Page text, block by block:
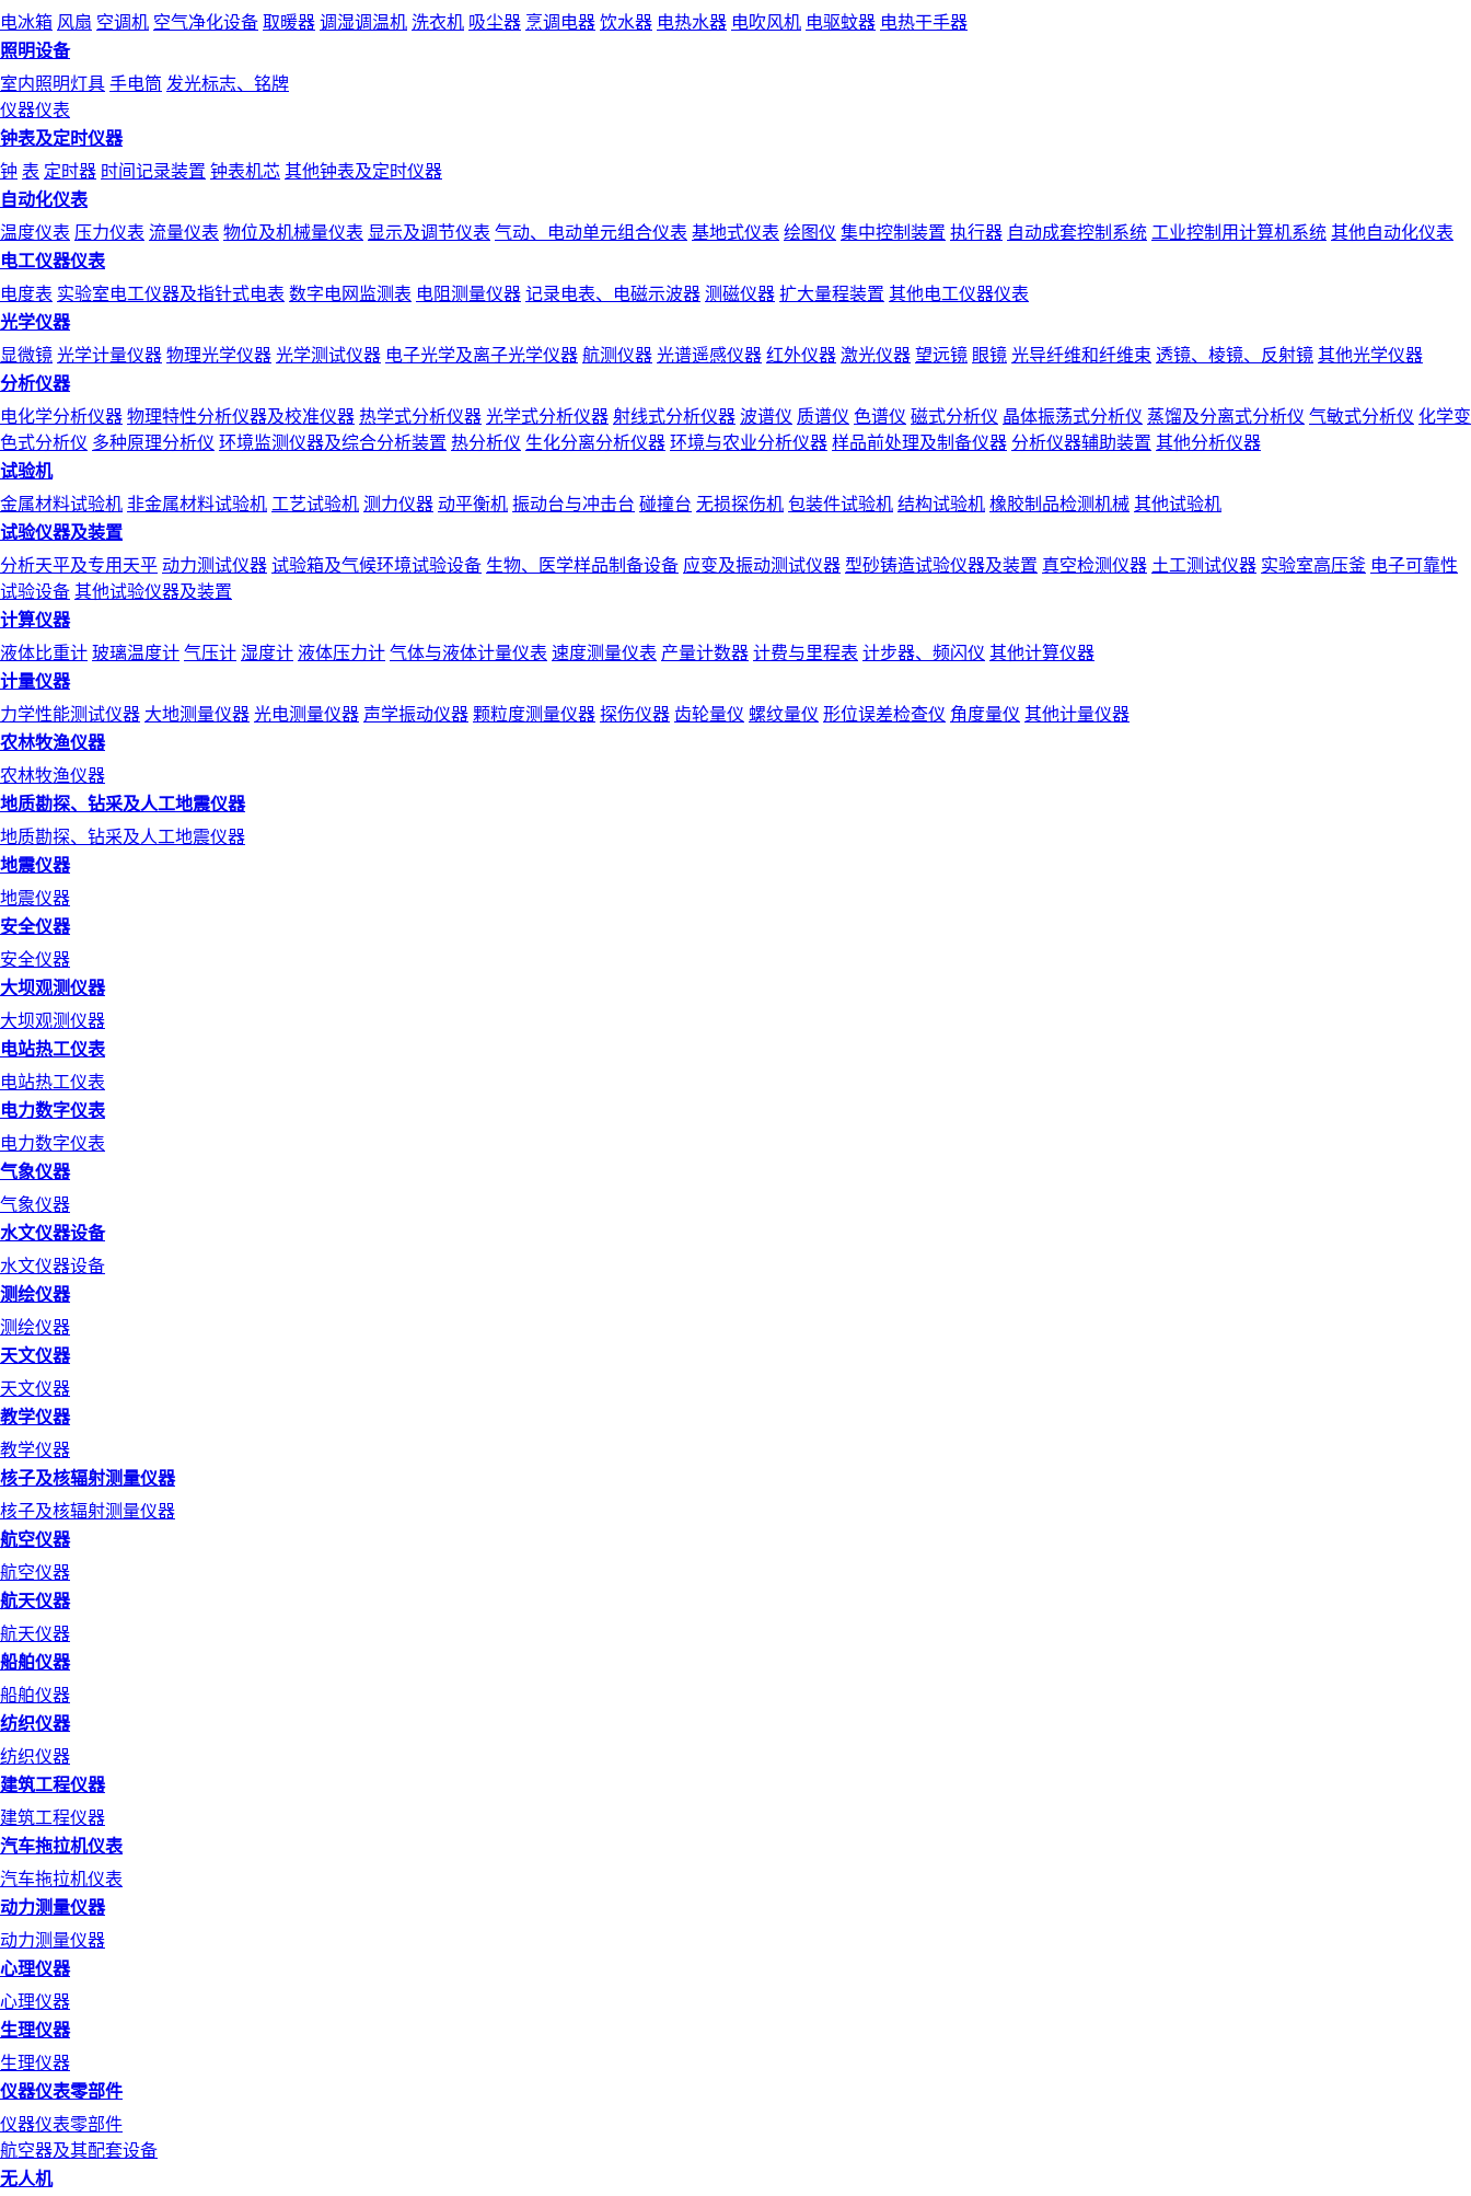
电冰箱 风扇 空调机 空气净化设备 取暖器 调湿调温机 洗衣机 吸尘器 烹调电器 饮水器 电热水器 电吹风机 电驱蚊器 电热干手器
照明设备
室内照明灯具 手电筒 发光标志、铭牌
仪器仪表
钟表及定时仪器
钟 表 定时器 时间记录装置 钟表机芯 其他钟表及定时仪器
自动化仪表
温度仪表 压力仪表 流量仪表 物位及机械量仪表 显示及调节仪表 气动、电动单元组合仪表 基地式仪表 绘图仪 集中控制装置 执行器 自动成套控制系统 工业控制用计算机系统 其他自动化仪表
电工仪器仪表
电度表 实验室电工仪器及指针式电表 数字电网监测表 电阻测量仪器 记录电表、电磁示波器 测磁仪器 扩大量程装置 其他电工仪器仪表
光学仪器
显微镜 光学计量仪器 物理光学仪器 光学测试仪器 电子光学及离子光学仪器 航测仪器 光谱遥感仪器 红外仪器 激光仪器 望远镜 眼镜 光导纤维和纤维束 透镜、棱镜、反射镜 其他光学仪器
分析仪器
电化学分析仪器 物理特性分析仪器及校准仪器 热学式分析仪器 光学式分析仪器 射线式分析仪器 波谱仪 质谱仪 色谱仪 磁式分析仪 晶体振荡式分析仪 蒸馏及分离式分析仪 气敏式分析仪 化学变
色式分析仪 多种原理分析仪 环境监测仪器及综合分析装置 热分析仪 生化分离分析仪器 环境与农业分析仪器 样品前处理及制备仪器 分析仪器辅助装置 其他分析仪器
试验机
金属材料试验机 非金属材料试验机 工艺试验机 测力仪器 动平衡机 振动台与冲击台 碰撞台 无损探伤机 包装件试验机 结构试验机 橡胶制品检测机械 其他试验机
试验仪器及装置
分析天平及专用天平 动力测试仪器 试验箱及气候环境试验设备 生物、医学样品制备设备 应变及振动测试仪器 型砂铸造试验仪器及装置 真空检测仪器 土工测试仪器 实验室高压釜 电子可靠性
试验设备 其他试验仪器及装置
计算仪器
液体比重计 玻璃温度计 气压计 湿度计 液体压力计 气体与液体计量仪表 速度测量仪表 产量计数器 计费与里程表 计步器、频闪仪 其他计算仪器
计量仪器
力学性能测试仪器 大地测量仪器 光电测量仪器 声学振动仪器 颗粒度测量仪器 探伤仪器 齿轮量仪 螺纹量仪 形位误差检查仪 角度量仪 其他计量仪器
农林牧渔仪器
农林牧渔仪器
地质勘探、钻采及人工地震仪器
地质勘探、钻采及人工地震仪器
地震仪器
地震仪器
安全仪器
安全仪器
大坝观测仪器
大坝观测仪器
电站热工仪表
电站热工仪表
电力数字仪表
电力数字仪表
气象仪器
气象仪器
水文仪器设备
水文仪器设备
测绘仪器
测绘仪器
天文仪器
天文仪器
教学仪器
教学仪器
核子及核辐射测量仪器
核子及核辐射测量仪器
航空仪器
航空仪器
航天仪器
航天仪器
船舶仪器
船舶仪器
纺织仪器
纺织仪器
建筑工程仪器
建筑工程仪器
汽车拖拉机仪表
汽车拖拉机仪表
动力测量仪器
动力测量仪器
心理仪器
心理仪器
生理仪器
生理仪器
仪器仪表零部件
仪器仪表零部件
航空器及其配套设备
无人机